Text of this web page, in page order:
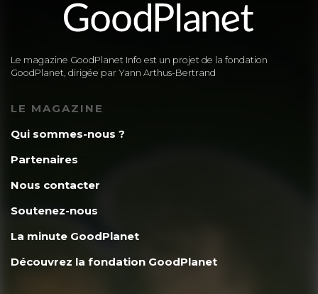
Le magazine GoodPlanet Info est un projet de la fondation
GoodPlanet, dirigée par Yann Arthus-Bertrand
LE MAGAZINE
Qui sommes-nous ?
Partenaires
Nous contacter
Soutenez-nous
La minute GoodPlanet
Découvrez la fondation GoodPlanet